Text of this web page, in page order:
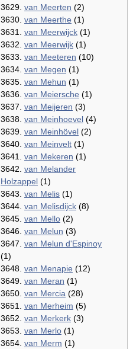
3629. van Meerten (2)
3630. van Meerthe (1)
3631. van Meerwijck (1)
3632. van Meerwijk (1)
3633. van Meeteren (10)
3634. van Megen (1)
3635. van Mehun (1)
3636. van Meiersche (1)
3637. van Meijeren (3)
3638. van Meinhoevel (4)
3639. van Meinhövel (2)
3640. van Meinvelt (1)
3641. van Mekeren (1)
3642. van Melander
Holzappel (1)
3643. van Melis (1)
3644. van Melisdijck (8)
3645. van Mello (2)
3646. van Melun (3)
3647. van Melun d'Espinoy
(1)
3648. van Menapie (12)
3649. van Meran (1)
3650. van Mercia (28)
3651. van Merheim (5)
3652. van Merkerk (3)
3653. van Merlo (1)
3654. van Merm (1)